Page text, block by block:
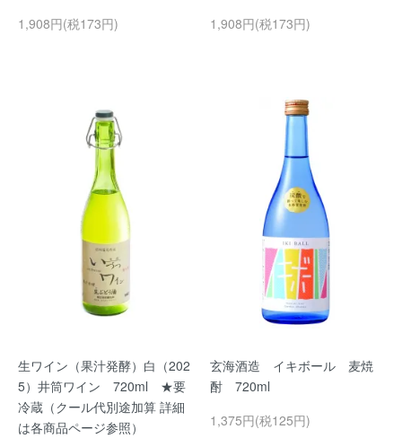
1,908円(税173円)
1,908円(税173円)
生ワイン（果汁発酵）白（202
5）井筒ワイン 720ml ★要
冷蔵（クール代別途加算 詳細
は各商品ページ参照）
玄海酒造 イキボール 麦焼
酎 720ml
1,375円(税125円)